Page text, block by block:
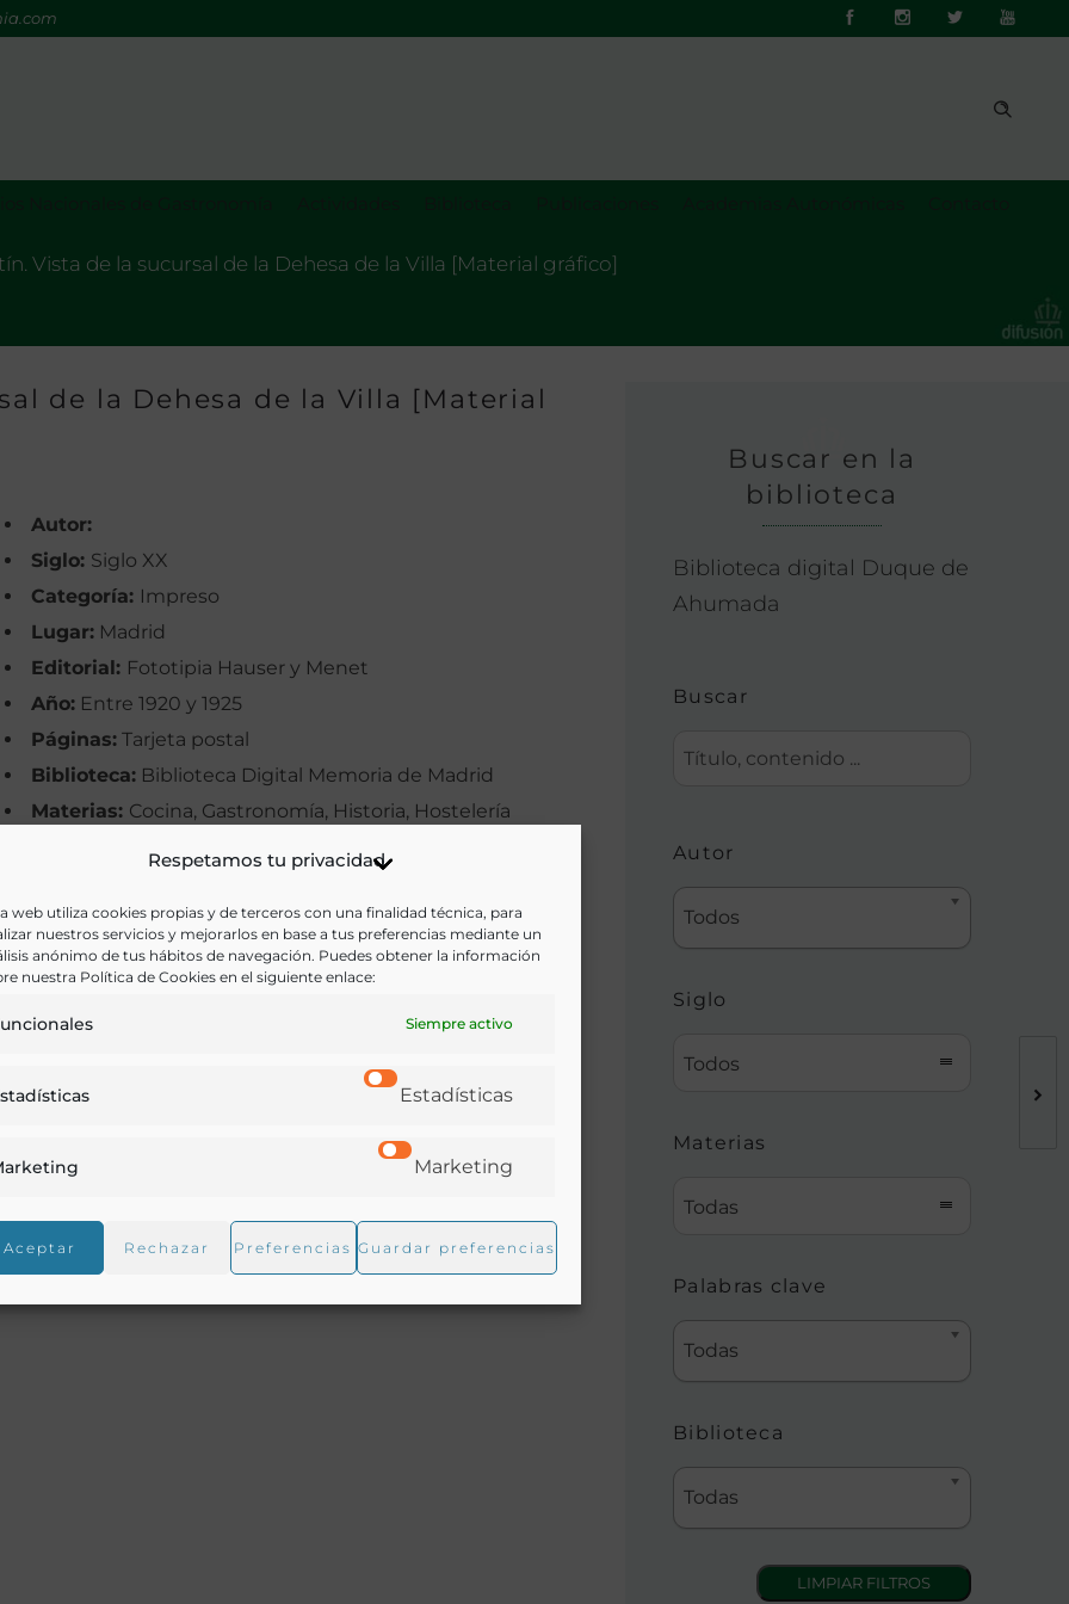
Respetamos tu privacidad
web utiliza cookies propias y de terceros con una finalidad técnica, para
nuestros servicios y mejorarlos en base a tus preferencias mediante un
anónimo de tus hábitos de navegación. Puedes obtener la información
nuestra Política de Cookies en el siguiente enlace:
Siempre activo
Estadísticas
Marketing
Aceptar Rechazar Preferencias Guardar preferencias
Vista de la sucursal de la Dehesa de la Villa [Material gráfico]
de la Dehesa de la Villa [Material
Autor:
Siglo: Siglo XX
Categoría: Impreso
Lugar: Madrid
Editorial: Fototipia Hauser y Menet
Año: Entre 1920 y 1925
Páginas: Tarjeta postal
Biblioteca: Biblioteca Digital Memoria de Madrid
Materias: Cocina, Gastronomía, Historia, Hostelería
Imágenes, Madrid, Restaurantes,
Idioma:Castellano
Ir a versión electrónica
7 TEL 10319 / Vista del jardín azul
Buscar en la
biblioteca
Biblioteca digital Duque de
Ahumada
Buscar
Autor
Todos
Siglo
Todos
Materias
Todas
Palabras clave
Todas
Biblioteca
Todas